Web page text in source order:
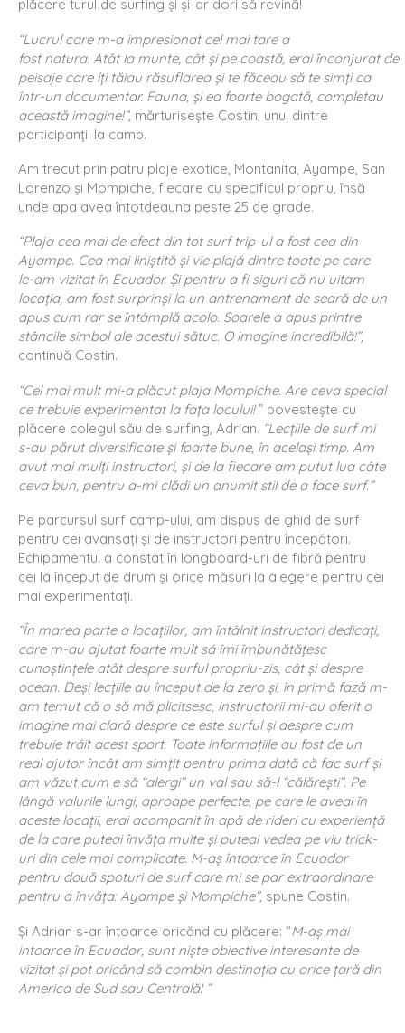
plăcere turul de surfing şi şi-ar dori să revină!
“Lucrul care m-a impresionat cel mai tare a
fost natura. Atât la munte, cât şi pe coastă, erai înconjurat de
peisaje care îţi tăiau răsuflarea şi te făceau să te simţi ca
într-un documentar. Fauna, şi ea foarte bogată, completau
această imagine!”, mărturiseşte Costin, unul dintre
participanţii la camp.
Am trecut prin patru plaje exotice, Montanita, Ayampe, San
Lorenzo şi Mompiche, fiecare cu specificul propriu, însă
unde apa avea întotdeauna peste 25 de grade.
“Plaja cea mai de efect din tot surf trip-ul a fost cea din
Ayampe. Cea mai liniştită şi vie plajă dintre toate pe care
le-am vizitat în Ecuador. Şi pentru a fi siguri că nu uitam
locaţia, am fost surprinşi la un antrenament de seară de un
apus cum rar se întâmplă acolo. Soarele a apus printre
stâncile simbol ale acestui sătuc. O imagine incredibilă!”,
continuă Costin.
“Cel mai mult mi-a plăcut plaja Mompiche. Are ceva special
ce trebuie experimentat la faţa locului!” povesteşte cu
plăcere colegul său de surfing, Adrian. “Lecţiile de surf mi
s-au părut diversificate şi foarte bune, în acelaşi timp. Am
avut mai mulţi instructori, şi de la fiecare am putut lua câte
ceva bun, pentru a-mi clădi un anumit stil de a face surf.”
Pe parcursul surf camp-ului, am dispus de ghid de surf
pentru cei avansaţi şi de instructori pentru începători.
Echipamentul a constat în longboard-uri de fibră pentru
cei la început de drum şi orice măsuri la alegere pentru cei
mai experimentaţi.
“În marea parte a locaţiilor, am întâlnit instructori dedicaţi,
care m-au ajutat foarte mult să îmi îmbunătăţesc
cunoştinţele atât despre surful propriu-zis, cât şi despre
ocean. Deşi lecţiile au început de la zero şi, în primă fază m-
am temut că o să mă plicitsesc, instructorii mi-au oferit o
imagine mai clară despre ce este surful şi despre cum
trebuie trăit acest sport. Toate informaţiile au fost de un
real ajutor încât am simţit pentru prima dată că fac surf şi
am văzut cum e să “alergi” un val sau să-l “călăreşti”. Pe
lângă valurile lungi, aproape perfecte, pe care le aveai în
aceste locaţii, erai acompanit în apă de rideri cu experienţă
de la care puteai învăţa multe şi puteai vedea pe viu trick-
uri din cele mai complicate. M-aş întoarce în Ecuador
pentru două spoturi de surf care mi se par extraordinare
pentru a învăţa: Ayampe şi Mompiche”, spune Costin.
Şi Adrian s-ar întoarce oricănd cu plăcere: “M-aş mai
intoarce în Ecuador, sunt nişte obiective interesante de
vizitat şi pot oricând să combin destinaţia cu orice ţară din
America de Sud sau Centrală! ”